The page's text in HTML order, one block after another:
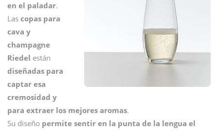
en el paladar.
Las copas para
cava y
champagne
Riedel están
diseñadas para
captar esa
cremosidad y
para extraer los mejores aromas.
Su diseño permite sentir en la punta de la lengua el